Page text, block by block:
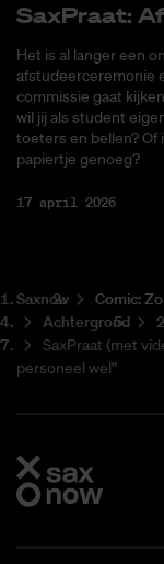
Sax­Praat:
Het is al langer een
afstudeerceremonie
commissie gaat
wil jij als student
toeters en bellen? Of
papiertje genoeg?
17 april 2026
Saxnow Co­mic:
Achtergrond
SaxPraat (met
personeel wel”